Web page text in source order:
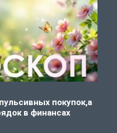
покупок,а
в финансах